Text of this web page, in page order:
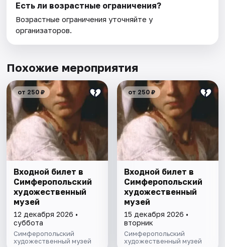
Есть ли возрастные ограничения?
Возрастные ограничения уточняйте у
организаторов.
Похожие мероприятия
от 250 ₽
Входной билет в
Симферопольский
художественный
музей
12 декабря 2026 •
суббота
Симферопольский
художественный музей
от 250 ₽
Входной билет в
Симферопольский
художественный
музей
15 декабря 2026 •
вторник
Симферопольский
художественный музей